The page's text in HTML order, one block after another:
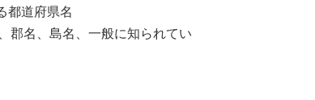
都道府県名
郡名、島名、一般に知られてい